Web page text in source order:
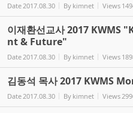
Date2017.08.30 By kimnet Views
이재환선교사 2017 KWMS
nt & Future"
Date2017.08.30 By kimnet Views
김동석 목사 2017 KWMS
Date2017.08.30 By kimnet Views